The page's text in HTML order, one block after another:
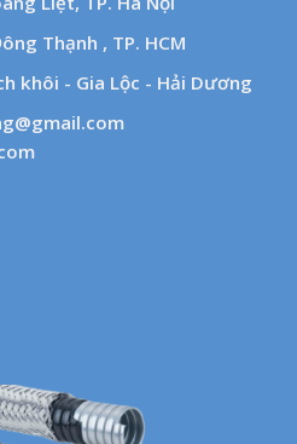
Thạnh , TP. HCM
khôi - Gia Lộc - Hải Dương